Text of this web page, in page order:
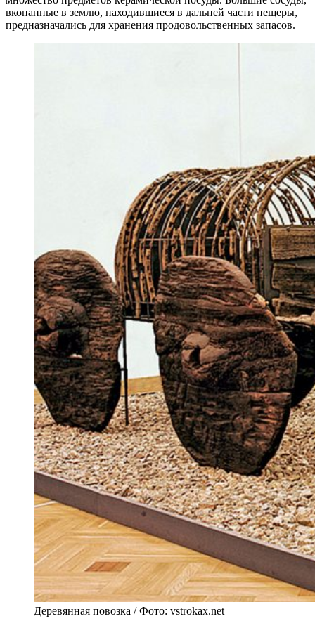
вкопанные в землю, находившиеся в дальней части пещеры,
предназначались для хранения продовольственных запасов.
Деревянная повозка / Фото: vstrokax.net